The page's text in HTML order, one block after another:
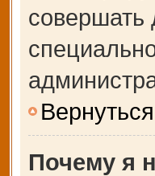
совершать
Почему я